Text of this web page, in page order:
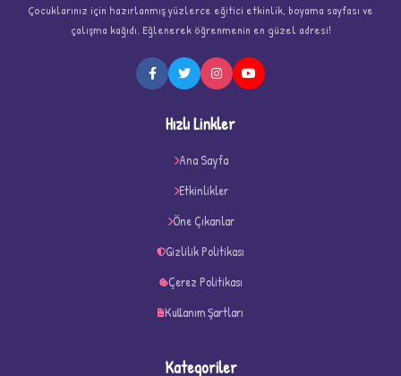
Çocuklarınız için hazırlanmış yüzlerce eğitici etkinlik, boyama sayfası ve
çalışma kağıdı. Eğlenerek öğrenmenin en güzel adresi!
Hızlı Linkler
Ana Sayfa
Etkinlikler
Öne Çıkanlar
Gizlilik Politikası
Çerez Politikası
Kullanım Şartları
Kategoriler